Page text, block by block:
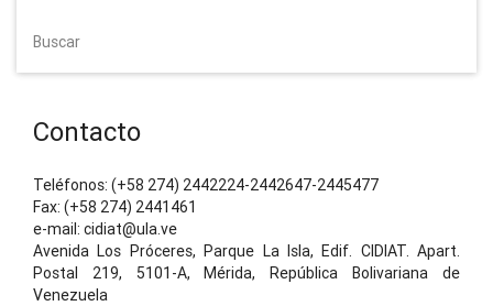
Buscar
Contacto
Teléfonos: (+58 274) 2442224-2442647-2445477
Fax: (+58 274) 2441461
e-mail: cidiat@ula.ve
Avenida Los Próceres, Parque La Isla, Edif. CIDIAT. Apart.
Postal 219, 5101-A, Mérida, República Bolivariana de
Venezuela